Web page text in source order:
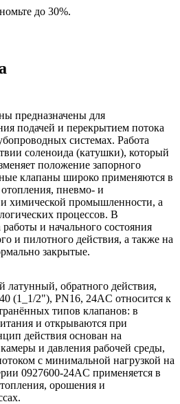
до 30%.
латунный, обратного действия,
(1_1/2"), PN16, 24AC относится к
типов клапанов: в
и открываются при
действия основан на
и давления рабочей среды,
с минимальной нагрузкой на
0927600-24AC применяется в
орошения и
предназначены для
подачей и перекрытием потока
системах. Работа
соленоида (катушки), который
положение запорного
клапаны широко применяются в
пневмо- и
химической промышленности, а
процессов. В
и начального состояния
и пилотного действия, а также на
закрытые.